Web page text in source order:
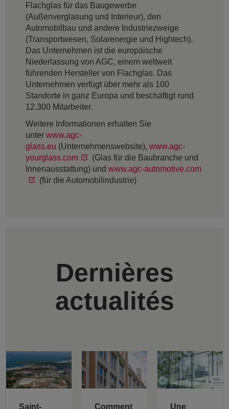
Flachglas für das Baugewerbe
(Außenverglasung und Interieur), den
Automobilbau und andere Industriezweige
(Transportwesen, Solarenergie und Hightech).
Das Unternehmen ist die europäische
Niederlassung von AGC, einem weltweit
führenden Hersteller von Flachglas. Das
Unternehmen verfügt über mehr als 100
Standorte in ganz Europa und beschäftigt rund
12.300 Mitarbeiter.
Weitere Informationen erhalten Sie
unter www.agc-
glass.eu (Unternehmenswebsite), www.agc-
yourglass.com
(Glas für die Baubranche und
Innenausstattung) und www.agc-automotive.com
(für die Automobilindustrie)
Dernières
actualités
Saint-
Comment
Une